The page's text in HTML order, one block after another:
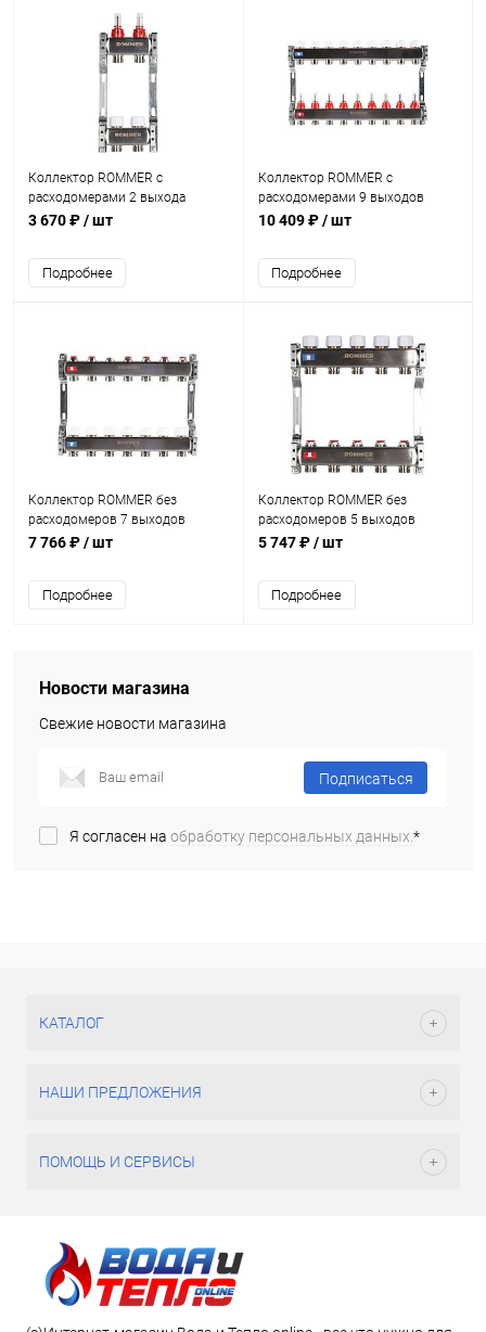
Коллектор ROMMER с
расходомерами 2 выхода
3 670 ₽/ шт
Подробнее
Коллектор ROMMER с
расходомерами 9 выходов
10 409 ₽/ шт
Подробнее
Коллектор ROMMER без
расходомеров 7 выходов
7 766 ₽/ шт
Подробнее
Коллектор ROMMER без
расходомеров 5 выходов
5 747 ₽/ шт
Подробнее
Новости магазина
Свежие новости магазина
Подписаться
Я согласен на обработку персональных данных.*
КАТАЛОГ
НАШИ ПРЕДЛОЖЕНИЯ
ПОМОЩЬ И СЕРВИСЫ